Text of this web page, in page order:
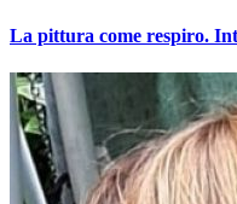
La pittura come respiro.